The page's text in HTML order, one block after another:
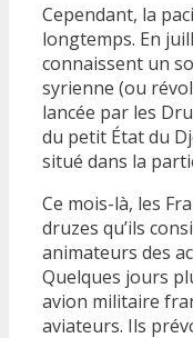
Cependant, la
longtemps. En
connaissent un
syrienne (ou
lancée par les
du petit État du
situé dans la
Ce mois-là, les
druzes qu’ils
animateurs des
Quelques jours
avion militaire
aviateurs. Ils